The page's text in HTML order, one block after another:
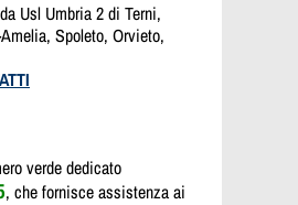
Usl Umbria 2 di Terni,
Spoleto, Orvieto,
verde dedicato
, che fornisce assistenza ai